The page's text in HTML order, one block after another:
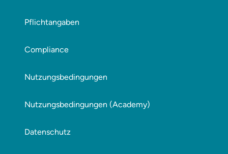
Pflichtangaben
Compliance
Nutzungsbedingungen
Nutzungsbedingungen (Academy)
Datenschutz